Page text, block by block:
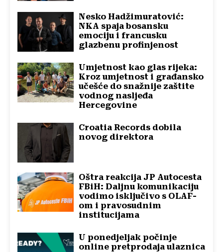
Nesko Hadžimuratović:
NKA spaja bosansku
emociju i francusku
glazbenu profinjenost
Umjetnost kao glas rijeka:
Kroz umjetnost i građansko
učešće do snažnije zaštite
vodnog nasljeđa
Hercegovine
Croatia Records dobila
novog direktora
Oštra reakcija JP Autocesta
FBiH: Daljnu komunikaciju
vodimo isključivo s OLAF-
om i pravosudnim
institucijama
U ponedjeljak počinje
online pretprodaja ulaznica